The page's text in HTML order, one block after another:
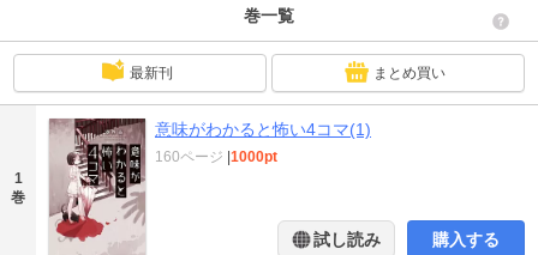
巻一覧
最新刊 まとめ買い
1
巻
意味がわかると怖い4コマ(1)
160ページ |1000pt
試し読み 購入する